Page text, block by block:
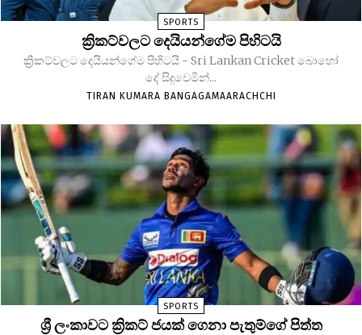
SPORTS
ක්‍රිකට්වලට දෙයියන්ගේම පිහිටයි
ක්‍රිකට්වලට දෙයියන්ගේම පිහිටයි - Sri Lankan Cricket බොහෝ
දේ සිදුවෙමින්...
TIRAN KUMARA BANGAGAMAARACHCHI
SPORTS
ශ්‍රී ලංකාවට ක්‍රිකට් ජයක් ගෙනා පැතුම්ගේ පිත්ත